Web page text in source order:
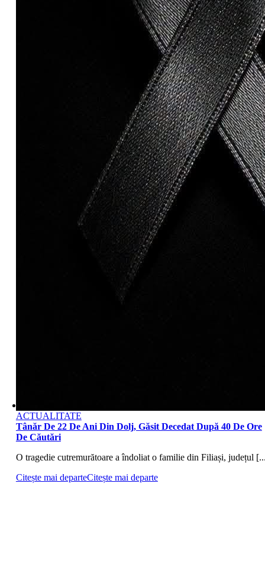
ACTUALITATE
Tânăr De 22 De Ani Din Dolj, Găsit Decedat După 40 De Ore
De Căutări
O tragedie cutremurătoare a îndoliat o familie din Filiași, județul
Citește mai departeCitește mai departe